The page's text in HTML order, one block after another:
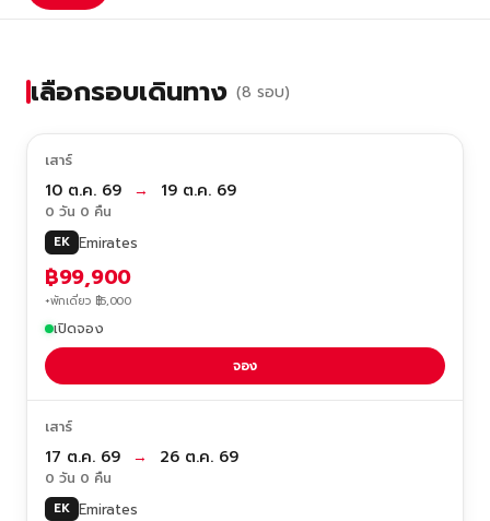
เลือกรอบเดินทาง (8 รอบ)
เสาร์
10 ต.ค. 69 → 19 ต.ค. 69
0 วัน 0 คืน
EK Emirates
฿99,900
+พักเดี่ยว ฿5,000
เปิดจอง
จอง
เสาร์
17 ต.ค. 69 → 26 ต.ค. 69
0 วัน 0 คืน
EK Emirates